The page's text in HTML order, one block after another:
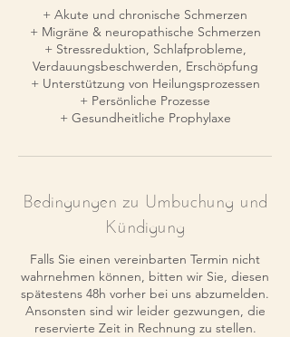
+ Akute und chronische Schmerzen
+ Migräne & neuropathische Schmerzen
+ Stressreduktion, Schlafprobleme,
Verdauungsbeschwerden, Erschöpfung
+ Unterstützung von Heilungsprozessen
+ Persönliche Prozesse
Bedingungen zu Umbuchung und
Kündigung
Falls Sie einen vereinbarten Termin nicht
wahrnehmen können, bitten wir Sie, diesen
spätestens 48h vorher bei uns abzumelden.
Ansonsten sind wir leider gezwungen, die
reservierte Zeit in Rechnung zu stellen.